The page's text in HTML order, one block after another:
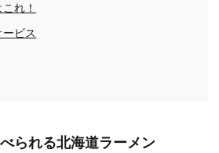
れ！
ビス
られる北海道ラーメン